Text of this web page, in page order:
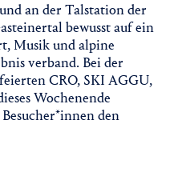
an der Talstation der
bewusst auf ein
Musik und alpine
verband. Bei der
CRO, SKI AGGU,
Wochenende
den